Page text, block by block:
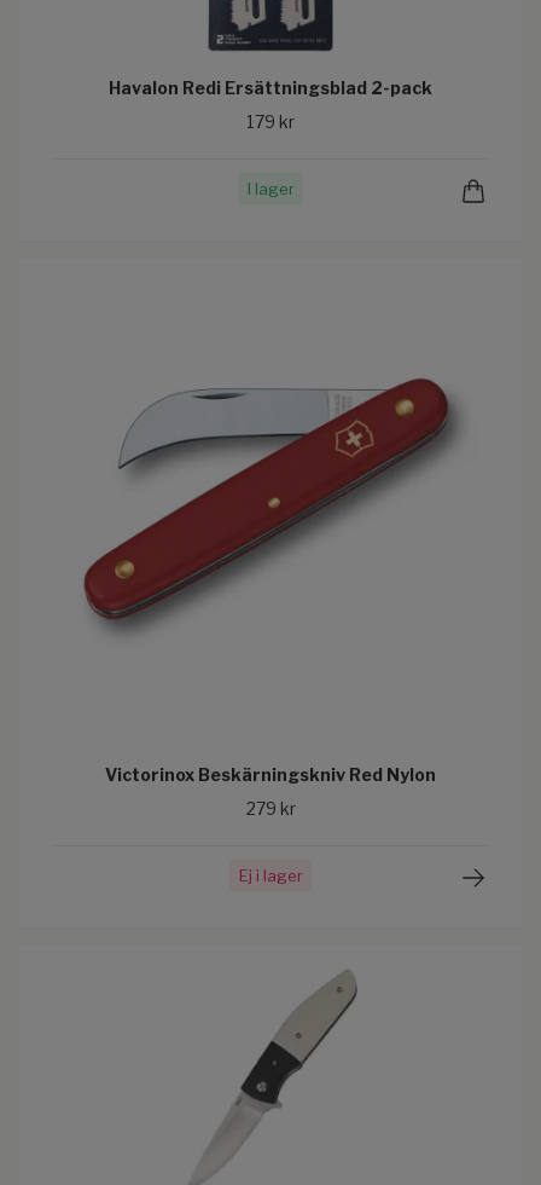
Havalon Redi Ersättningsblad 2-pack
179 kr
I lager
Victorinox Beskärningskniv Red Nylon
279 kr
Ej i lager